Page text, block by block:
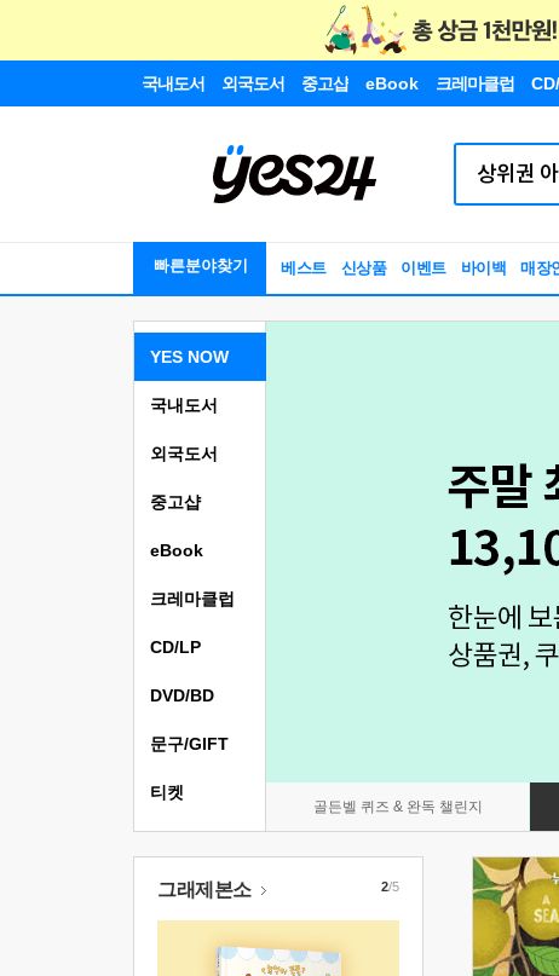
국내도서 외국도서 중고샵 eBook 크레마클럽
빠른분야찾기 베스트 신상품 이벤트 바이백 매장
YES NOW
골든벨 퀴즈 & 완독 챌린지
국내도서
외국도서
중고샵
eBook
크레마클럽
CD/LP
DVD/BD
문구/GIFT
티켓
그래제본소 2/5